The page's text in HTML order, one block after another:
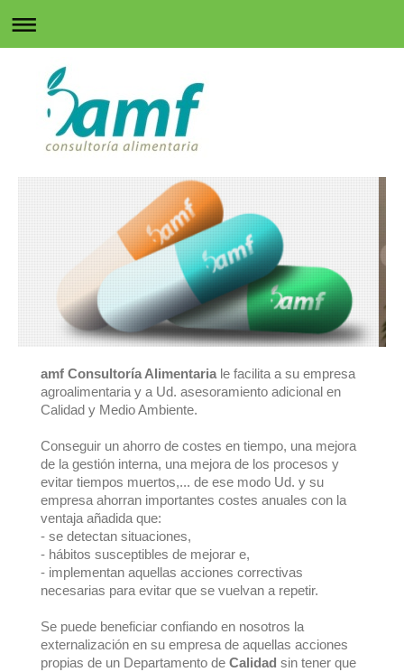
amf Consultoría Alimentaria le facilita a su empresa
agroalimentaria y a Ud. asesoramiento adicional en
Calidad y Medio Ambiente.
Conseguir un ahorro de costes en tiempo, una mejora
de la gestión interna, una mejora de los procesos y
evitar tiempos muertos,... de ese modo Ud. y su
empresa ahorran importantes costes anuales con la
ventaja añadida que:
- se detectan situaciones,
- hábitos susceptibles de mejorar e,
- implementan aquellas acciones correctivas
necesarias para evitar que se vuelvan a repetir.
Se puede beneficiar confiando en nosotros la
externalización en su empresa de aquellas acciones
propias de un Departamento de Calidad sin tener que